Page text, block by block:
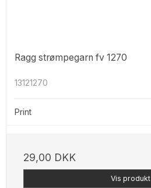
Ragg strømpegarn fv 1270
13121270
Print
29,00 DKK
Vis produkt